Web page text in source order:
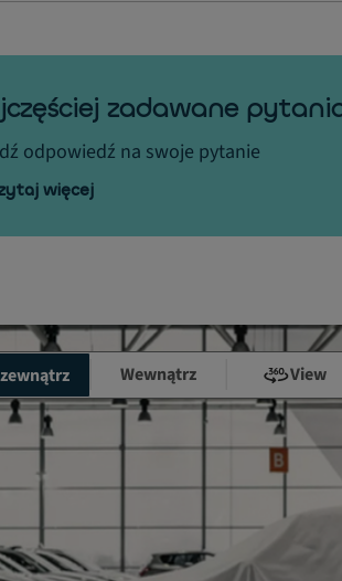
zadawane
odpowiedź na swoje pytanie
więcej
Wewnątrz View